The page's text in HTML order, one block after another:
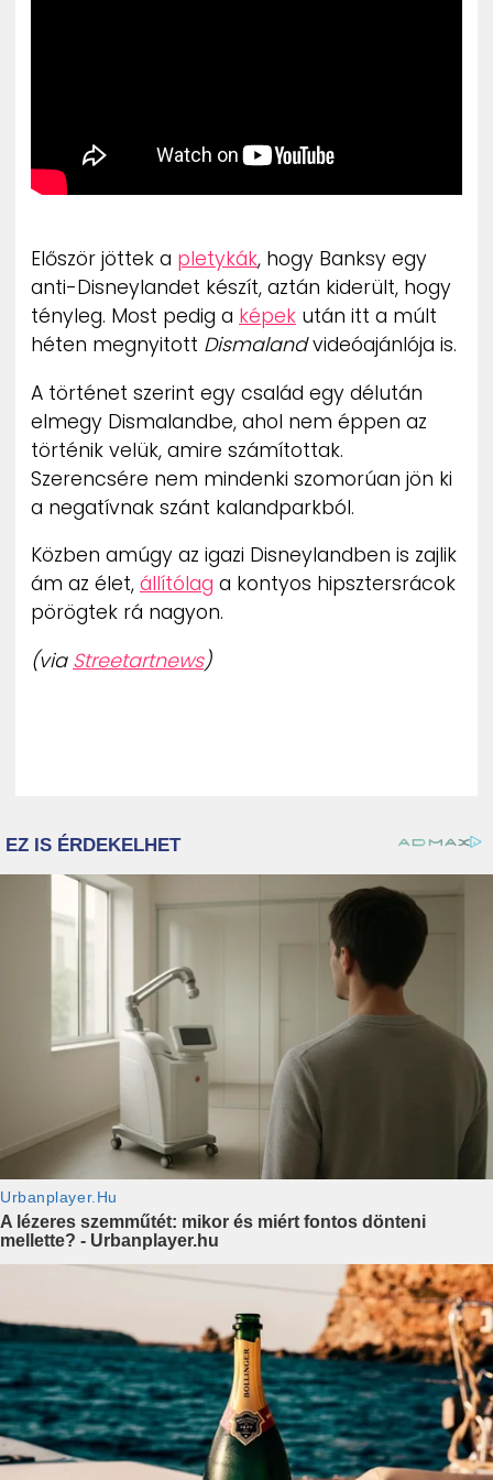
ADATKEZELÉSI TÁJÉKOZTATÓ
Először jöttek a pletykák, hogy Banksy egy
anti-Disneylandet készít, aztán kiderült, hogy
tényleg. Most pedig a képek után itt a múlt
héten megnyitott Dismalandvideóajánlója is.
A történet szerint egy család egy délután
elmegy Dismalandbe, ahol nem éppen az
történik velük, amire számítottak.
Szerencsére nem mindenki szomorúan jön ki
a negatívnak szánt kalandparkból.
Közben amúgy az igazi Disneylandben is zajlik
ám az élet, állítólag a kontyos hipsztersrácok
pörögtek rá nagyon.
(via Streetartnews)